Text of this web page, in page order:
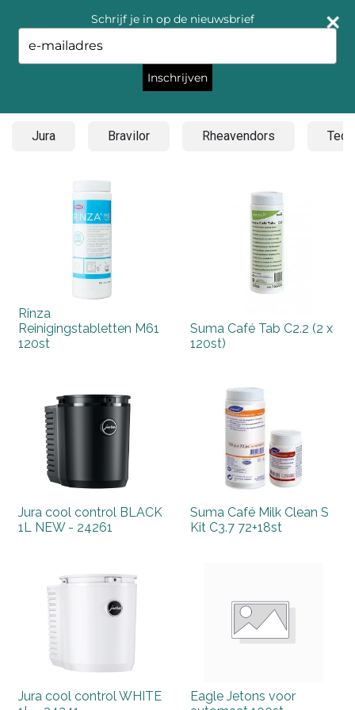
Jura Bravilor Rheavendors
Rinza
Reinigingstabletten M61
120st
Suma Café Tab C2.2 (2 x
120st)
Jura cool control BLACK
1L NEW - 24261
Suma Café Milk Clean S
Kit C3.7 72+18st
Jura cool control WHITE
Eagle Jetons voor
Schrijf je in op de nieuwsbrief
your
email
Inschrijven